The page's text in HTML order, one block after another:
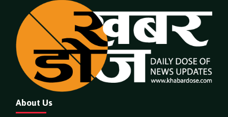
About Us